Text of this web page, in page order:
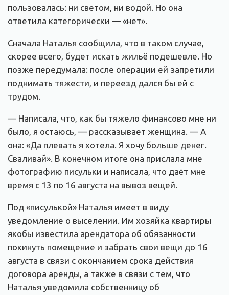
пользовалась: ни светом, ни водой. Но она
ответила категорически — «нет».
Сначала Наталья сообщила, что в таком случае,
скорее всего, будет искать жильё подешевле. Но
позже передумала: после операции ей запретили
поднимать тяжести, и переезд дался бы ей с
трудом.
— Написала, что, как бы тяжело финансово мне ни
было, я остаюсь, — рассказывает женщина. — А
она: «Да плевать я хотела. Я хочу больше денег.
Сваливай». В конечном итоге она прислала мне
фотографию писульки и написала, что даёт мне
время с 13 по 16 августа на вывоз вещей.
Под «писулькой» Наталья имеет в виду
уведомление о выселении. Им хозяйка квартиры
якобы известила арендатора об обязанности
покинуть помещение и забрать свои вещи до 16
августа в связи с окончанием срока действия
договора аренды, а также в связи с тем, что
Наталья уведомила собственницу об